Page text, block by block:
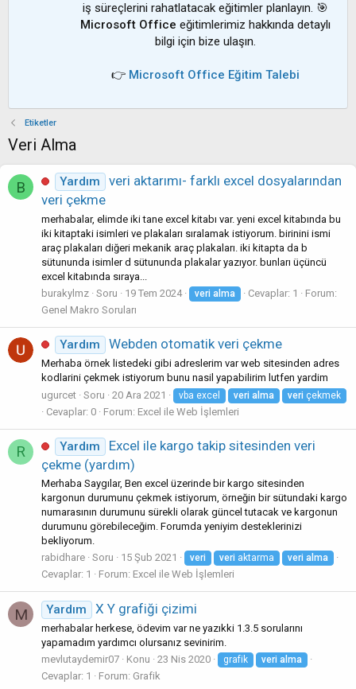
iş süreçlerini rahatlatacak eğitimler planlayın. 🎯
Microsoft Office eğitimlerimiz hakkında detaylı
bilgi için bize ulaşın.
👉 Microsoft Office Eğitim Talebi
Etiketler
Veri Alma
B Yardım
veri aktarımı- farklı excel dosyalarından
veri çekme
merhabalar, elimde iki tane excel kitabı var. yeni excel kitabında bu
iki kitaptaki isimleri ve plakaları sıralamak istiyorum. birinini ismi
araç plakaları diğeri mekanik araç plakaları. iki kitapta da b
sütununda isimler d sütununda plakalar yazıyor. bunları üçüncü
excel kitabında sıraya...
burakylmz Soru 19 Tem 2024 veri alma Cevaplar: 1
Forum:
Genel Makro Soruları
Yardım Webden otomatik veri çekme
Merhaba örnek listedeki gibi adreslerim var web sitesinden adres
kodlarini çekmek istiyorum bunu nasil yapabilirim lutfen yardim
ugurcet Soru 20 Ara 2021 vba excel veri alma veri çekmek
Cevaplar: 0 Forum: Excel ile Web İşlemleri
R Yardım
Excel ile kargo takip sitesinden veri
çekme (yardım)
Merhaba Saygılar, Ben excel üzerinde bir kargo sitesinden
kargonun durumunu çekmek istiyorum, örneğin bir sütundaki kargo
numarasının durumunu sürekli olarak güncel tutacak ve kargonun
durumunu görebileceğim. Forumda yeniyim desteklerinizi
bekliyorum.
rabidhare Soru 15 Şub 2021 veri veri aktarma veri alma
Cevaplar: 1 Forum: Excel ile Web İşlemleri
M Yardım X Y grafiği çizimi
merhabalar herkese, ödevim var ne yazıkki 1.3.5 sorularını
yapamadım yardımcı olursanız sevinirim.
mevlutaydemir07
Konu 23 Nis 2020 grafik veri alma
Cevaplar: 1 Forum: Grafik